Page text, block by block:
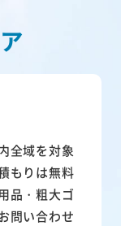
全域を対象
もりは無料
品・粗大ゴ
問い合わせ